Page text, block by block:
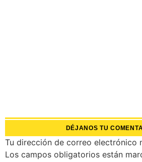
DÉJANOS TU
Tu dirección de correo electrónico
Los campos obligatorios están